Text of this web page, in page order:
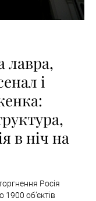
лавра,
і
в ніч на
Росія
об’єктів